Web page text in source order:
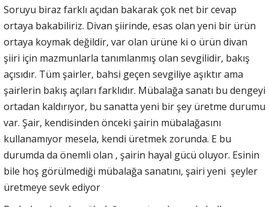
Soruyu biraz farklı açıdan bakarak çok net bir cevap
ortaya bakabiliriz. Divan şiirinde, esas olan yeni bir ürün
ortaya koymak değildir, var olan ürüne ki o ürün divan
şiiri için mazmunlarla tanımlanmış olan sevgilidir, bakış
açısıdır. Tüm şairler, bahsi geçen sevgiliye aşıktır ama
şairlerin bakış açıları farklıdır. Mübalağa sanatı bu dengeyi
ortadan kaldırıyor, bu sanatta yeni bir şey üretme durumu
var. Şair, kendisinden önceki şairin mübalağasını
kullanamıyor mesela, kendi üretmek zorunda. E bu
durumda da önemli olan , şairin hayal gücü oluyor. Esinin
bile hoş görülmediği mübalağa sanatını, şairi yeni şeyler
üretmeye sevk ediyor